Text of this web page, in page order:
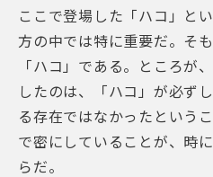
ここで登場した「ハコ」と
方の中では特に重要だ。そ
「ハコ」である。ところが
したのは、「ハコ」が必ず
る存在ではなかったという
で密にしていることが、時
らだ。